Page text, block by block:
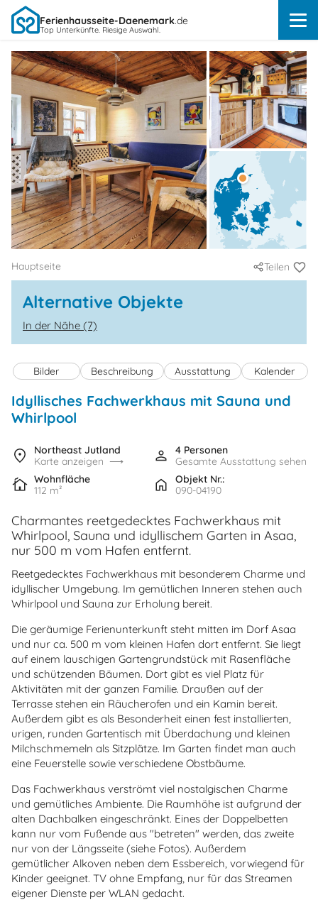
Ferienhausseite-Daenemark.de
Top Unterkünfte. Riesige Auswahl.
Hauptseite Teilen
Alternative Objekte
In der Nähe (7)
Bilder Beschreibung Ausstattung Kalender
Idyllisches Fachwerkhaus mit Sauna und
Whirlpool
Northeast Jutland
Karte anzeigen
4 Personen
Gesamte Ausstattung sehen
Wohnfläche
112 m²
Objekt Nr.:
090-04190
Charmantes reetgedecktes Fachwerkhaus mit
Whirlpool, Sauna und idyllischem Garten in Asaa,
nur 500 m vom Hafen entfernt.
Reetgedecktes Fachwerkhaus mit besonderem Charme und
idyllischer Umgebung. Im gemütlichen Inneren stehen auch
Whirlpool und Sauna zur Erholung bereit.
Die geräumige Ferienunterkunft steht mitten im Dorf Asaa
und nur ca. 500 m vom kleinen Hafen dort entfernt. Sie liegt
auf einem lauschigen Gartengrundstück mit Rasenfläche
und schützenden Bäumen. Dort gibt es viel Platz für
Aktivitäten mit der ganzen Familie. Draußen auf der
Terrasse stehen ein Räucherofen und ein Kamin bereit.
Außerdem gibt es als Besonderheit einen fest installierten,
urigen, runden Gartentisch mit Überdachung und kleinen
Milchschmemeln als Sitzplätze. Im Garten findet man auch
eine Feuerstelle sowie verschiedene Obstbäume.
Das Fachwerkhaus verströmt viel nostalgischen Charme
und gemütliches Ambiente. Die Raumhöhe ist aufgrund der
alten Dachbalken eingeschränkt. Eines der Doppelbetten
kann nur vom Fußende aus "betreten" werden, das zweite
nur von der Längsseite (siehe Fotos). Außerdem
gemütlicher Alkoven neben dem Essbereich, vorwiegend für
Kinder geeignet. TV ohne Empfang, nur für das Streamen
eigener Dienste per WLAN gedacht.